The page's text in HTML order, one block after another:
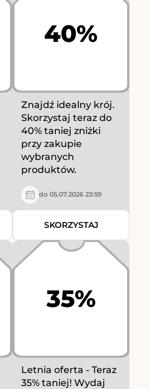
40%
Znajdź idealny krój.
Skorzystaj teraz do
40% taniej zniżki
przy zakupie
wybranych
produktów.
do 05.07.2026 23:59
SKORZYSTAJ
35%
Letnia oferta - Teraz
35% taniej! Wydaj